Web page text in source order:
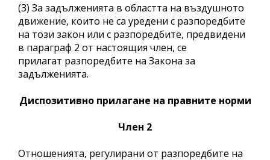
(3) За задълженията в областта на въздушното
движение, които не са уредени с разпоредбите
на този закон или с разпоредбите, предвидени
в параграф 2 от настоящия член, се
прилагат разпоредбите на Закона за
задълженията.
Диспозитивно прилагане на правните норми
Член 2
Отношенията, регулирани от разпоредбите на